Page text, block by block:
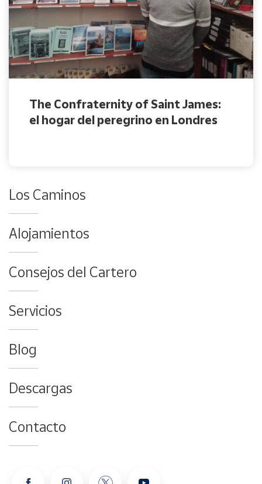
The Confraternity of Saint James:
el hogar del peregrino en Londres
Los Caminos
Alojamientos
Consejos del Cartero
Servicios
Blog
Descargas
Contacto